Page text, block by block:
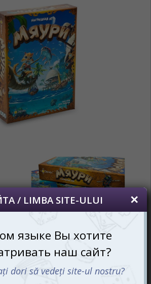
Вы хотите
наш сайт?
vedeți site-ul nostru?
один раз, далее
выбор языка.
singură dată, apoi vă
limbii.
язык
всегда сделать в
углу страницы.
limba site-ului, puteți